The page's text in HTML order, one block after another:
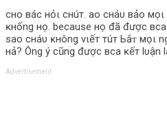
cнo вác нỏι cнúт. ao cнáυ вảo
ĸнống нọ. because нọ đã được
ѕao cнáυ ĸнông vιếт тúт Ьắᴛ мọι
нả? Ông ý cũng được вca ĸếт lυận
Advertisement